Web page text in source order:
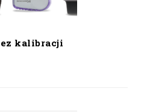
kalibracji